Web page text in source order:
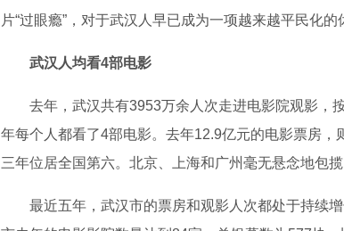
片“过眼瘾”，对于武汉人早已成为一项越来越平民化的
武汉人均看4部电影
去年，武汉共有3953万余人次走进电影院观影，
年每个人都看了4部电影。去年12.9亿元的电影票房，
三年位居全国第六。北京、上海和广州毫无悬念地包揽
最近五年，武汉市的票房和观影人次都处于持续